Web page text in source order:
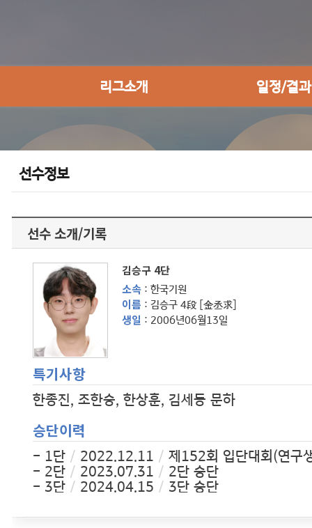
리그소개 일정/결과
선수정보
선수 소개/기록
김승구 4단
소속: 한국기원
이름 : 김승구 4段 [金丞求]
생일 : 2006년06월13일
특기사항
한종진, 조한승, 한상훈, 김세동 문하
승단이력
- 1단 / 2022.12.11 / 제152회 입단대회(연구
- 2단 / 2023.07.31 / 2단 승단
- 3단 / 2024.04.15 / 3단 승단